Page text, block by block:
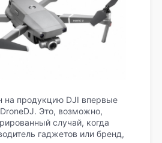
на продукцию DJI впервые
Это, возможно,
случай, когда
гаджетов или бренд,